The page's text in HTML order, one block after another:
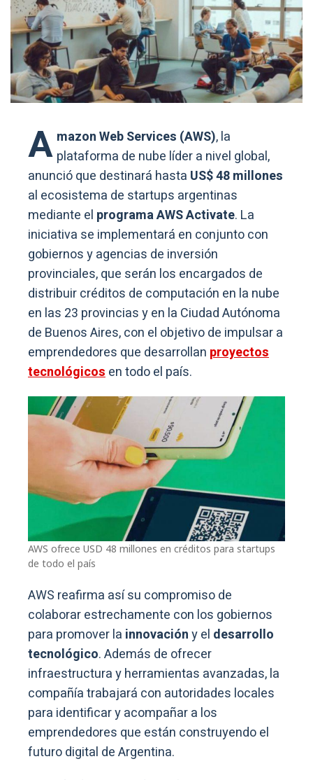
A mazon Web Services (AWS), la
plataforma de nube líder a nivel global,
anunció que destinará hasta US$ 48 millones
al ecosistema de startups argentinas
mediante el programa AWS Activate. La
iniciativa se implementará en conjunto con
gobiernos y agencias de inversión
provinciales, que serán los encargados de
distribuir créditos de computación en la nube
en las 23 provincias y en la Ciudad Autónoma
de Buenos Aires, con el objetivo de impulsar a
emprendedores que desarrollan proyectos
tecnológicosen todo el país.
AWS ofrece USD 48 millones en créditos para startups
de todo el país
AWS reafirma así su compromiso de
colaborar estrechamente con los gobiernos
para promover la innovacióny el desarrollo
tecnológico. Además de ofrecer
infraestructura y herramientas avanzadas, la
compañía trabajará con autoridades locales
para identificar y acompañar a los
emprendedores que están construyendo el
futuro digital de Argentina.